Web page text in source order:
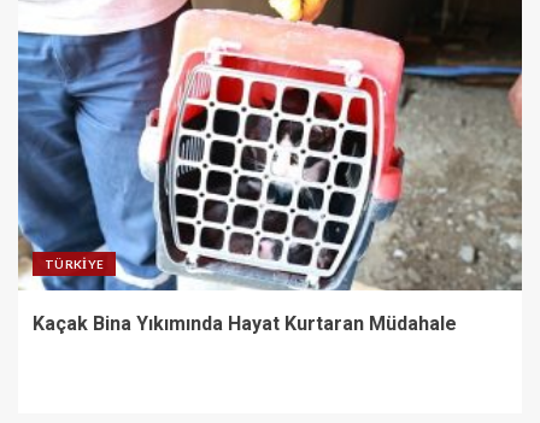
TÜRKIYE
Kaçak Bina Yıkımında Hayat Kurtaran Müdahale